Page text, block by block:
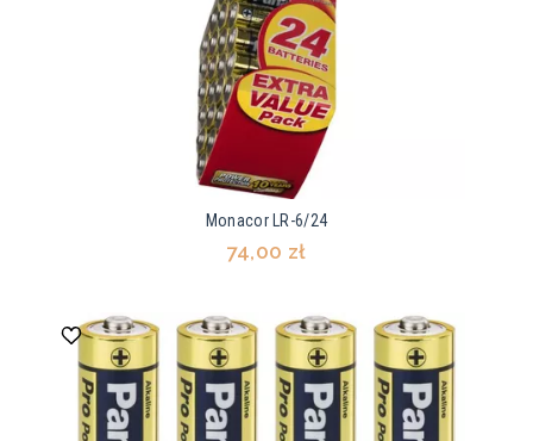
Monacor LR-6/24
74,00 zł